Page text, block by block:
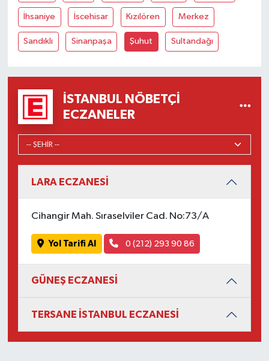
İhsaniye İscehisar Kızılören Merkez
Sandıklı Sinanpaşa Şuhut Sultandağı
İSTANBUL NÖBETÇI
ECZANELER
LARA ECZANESİ
Cihangir Mah. Sıraselviler Cad. No:73/A
Yol Tarifi Al 0 (212) 293 90 86
GÜNEŞ ECZANESİ
TERSANE İSTANBUL ECZANESİ